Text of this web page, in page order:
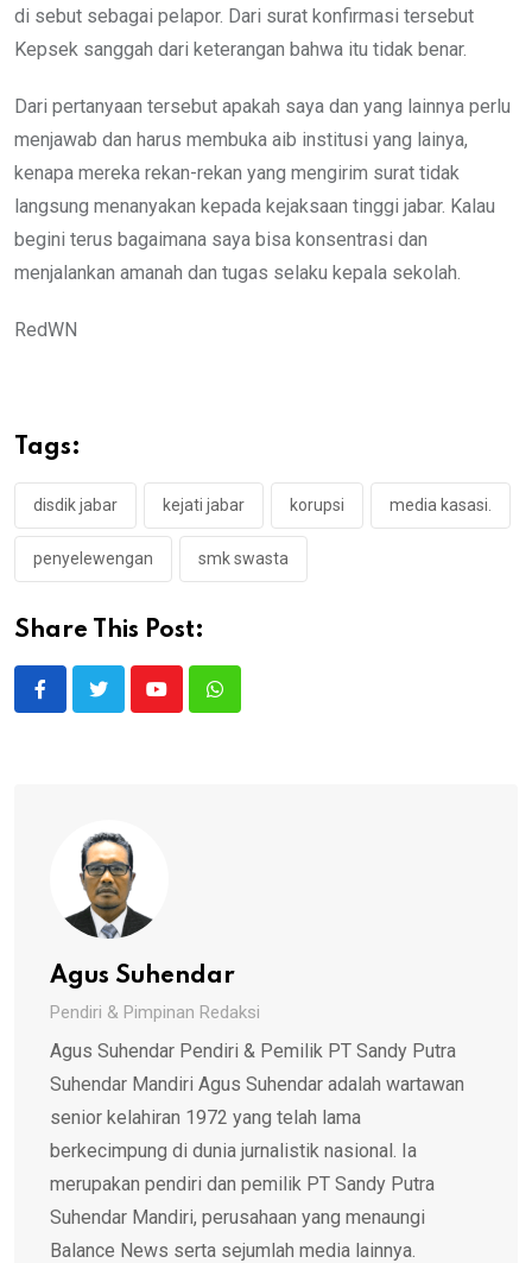
di sebut sebagai pelapor. Dari surat konfirmasi tersebut
Kepsek sanggah dari keterangan bahwa itu tidak benar.
Dari pertanyaan tersebut apakah saya dan yang lainnya perlu
menjawab dan harus membuka aib institusi yang lainya,
kenapa mereka rekan-rekan yang mengirim surat tidak
langsung menanyakan kepada kejaksaan tinggi jabar. Kalau
begini terus bagaimana saya bisa konsentrasi dan
menjalankan amanah dan tugas selaku kepala sekolah.
RedWN
Tags:
disdik jabar kejati jabar korupsi media kasasi.
penyelewengan smk swasta
Share This Post:
YoutubeWhatsapp
Agus Suhendar
Pendiri & Pimpinan Redaksi
Agus Suhendar Pendiri & Pemilik PT Sandy Putra
Suhendar Mandiri Agus Suhendar adalah wartawan
senior kelahiran 1972 yang telah lama
berkecimpung di dunia jurnalistik nasional. Ia
merupakan pendiri dan pemilik PT Sandy Putra
Suhendar Mandiri, perusahaan yang menaungi
Balance News serta sejumlah media lainnya.